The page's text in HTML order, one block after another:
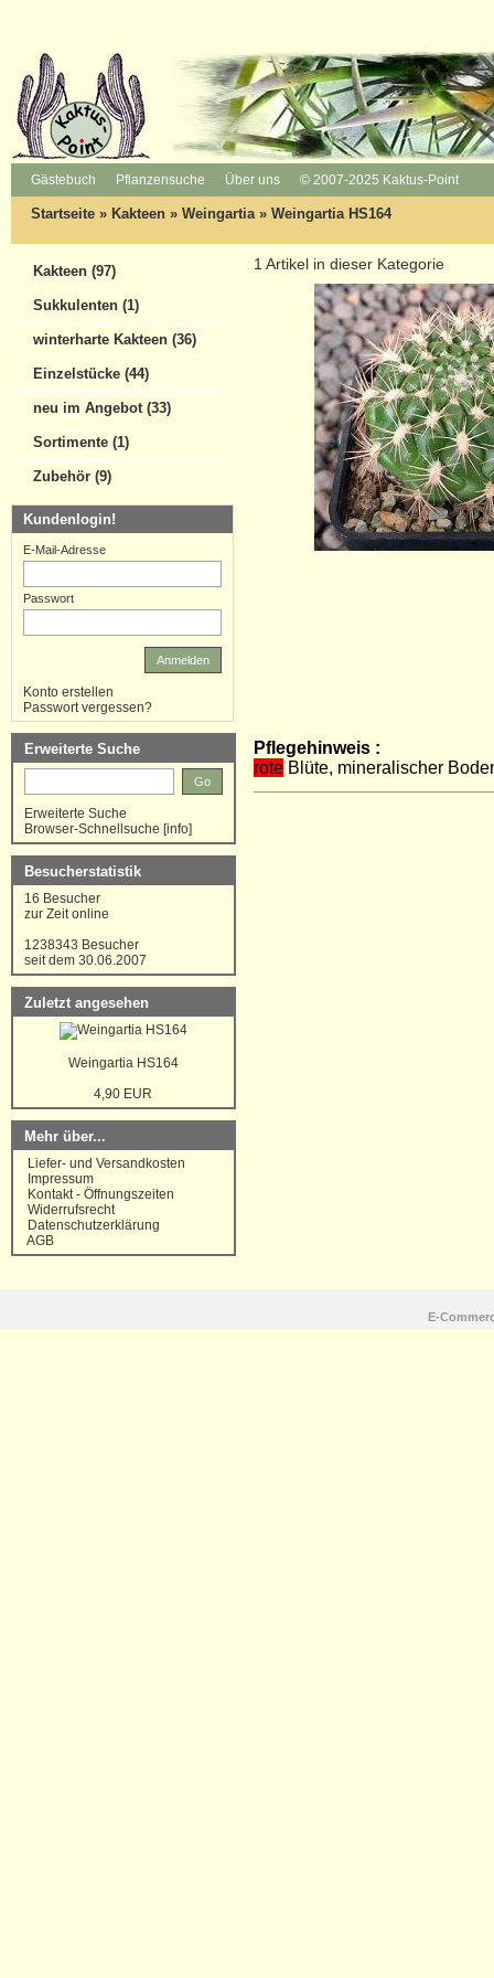
Gästebuch Pflanzensuche Über uns © 2007-2025 Kaktus-Point
Startseite » Kakteen » Weingartia » Weingartia HS164
1 Artikel in dieser Kategorie
Pflegehinweis :
rote Blüte, mineralischer
Kakteen (97)
Sukkulenten (1)
winterharte Kakteen (36)
Einzelstücke (44)
neu im Angebot (33)
Sortimente (1)
Zubehör (9)
Kundenlogin!
E-Mail-Adresse
Passwort
Anmelden
Konto erstellen
Passwort vergessen?
Erweiterte Suche
Go
Erweiterte Suche
Browser-Schnellsuche [info]
Besucherstatistik
16 Besucher
zur Zeit online
1238343 Besucher
seit dem 30.06.2007
Zuletzt angesehen
Weingartia HS164
4,90 EUR
Mehr über...
Liefer- und Versandkosten
Impressum
Kontakt - Öffnungszeiten
Widerrufsrecht
Datenschutzerklärung
AGB
E-